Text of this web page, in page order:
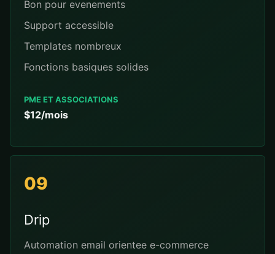
Bon pour evenements
Support accessible
Templates nombreux
Fonctions basiques solides
PME ET ASSOCIATIONS
$12/mois
09
Drip
Automation email orientee e-commerce